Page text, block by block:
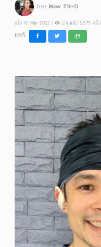
โดย Wow Fit-D
เมื่อ 10 Mar 2022 | อ่านแล้ว 5,675 ครั้ง
แชร์